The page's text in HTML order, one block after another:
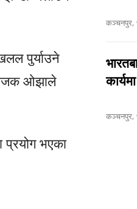
पुर्याउने
ओझाले
प्रयोग भएका
कञ्चनपुर,